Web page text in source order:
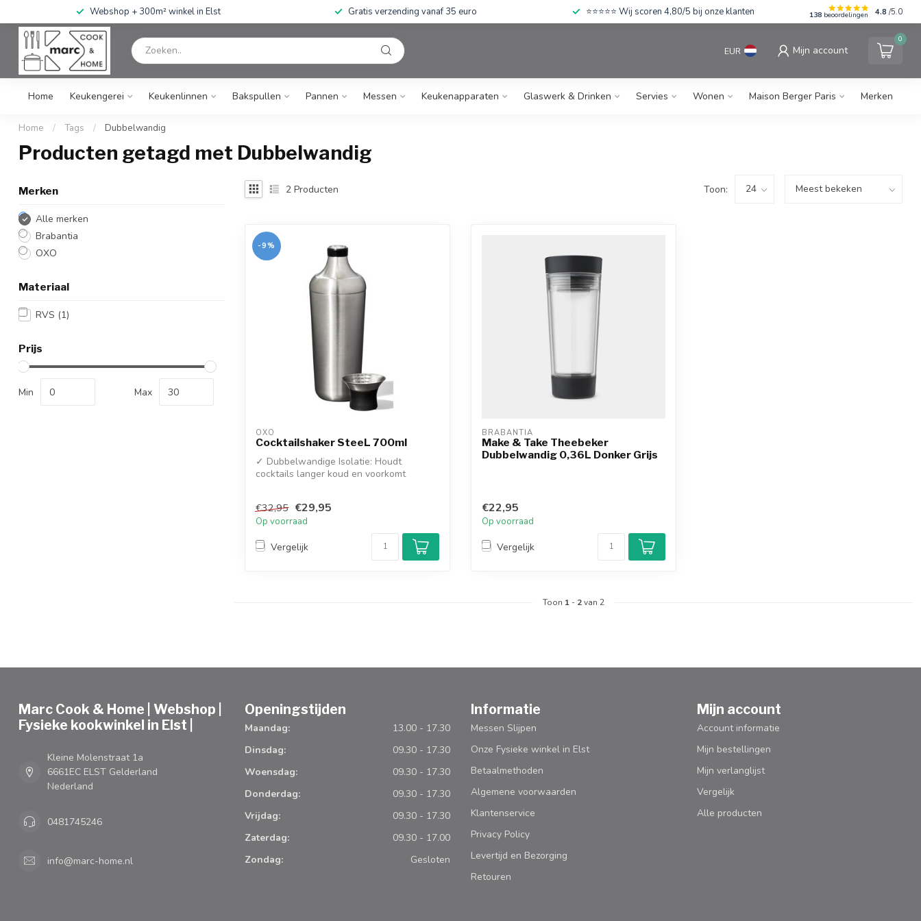
Webshop + 300m² winkel in Elst Gratis verzending vanaf 35 euro ⭐⭐⭐⭐⭐ Wij scoren 4,80/5 bij onze klanten 138 beoordelingen 4.8 /5.0
EUR Mijn account
0
Home Keukengerei Keukenlinnen Bakspullen Pannen Messen Keukenapparaten Glaswerk & Drinken Servies Wonen Maison Berger Paris Merken
Home / Tags / Dubbelwandig
Producten getagd met Dubbelwandig
Merken
Alle merken
Brabantia
OXO
Materiaal
RVS (1)
Prijs
Min Max
2 Producten Toon:
-9%
OXO
Cocktailshaker SteeL 700ml
✓ Dubbelwandige Isolatie: Houdt
cocktails langer koud en voorkomt
€32,95 €29,95
Op voorraad
Vergelijk
BRABANTIA
Make & Take Theebeker
Dubbelwandig 0,36L Donker Grijs
€22,95
Op voorraad
Vergelijk
Toon 1 - 2van 2
Marc Cook & Home | Webshop |
Fysieke kookwinkel in Elst |
Kleine Molenstraat 1a
6661EC ELST Gelderland
Nederland
0481745246
info@marc-home.nl
Openingstijden
Maandag:
13.00 - 17.30
Dinsdag:
09.30 - 17.30
Woensdag:
09.30 - 17.30
Donderdag:
09.30 - 17.30
Vrijdag:
09.30 - 17.30
Zaterdag:
09.30 - 17.00
Zondag:
Gesloten
Informatie
Messen Slijpen
Onze Fysieke winkel in Elst
Betaalmethoden
Algemene voorwaarden
Klantenservice
Privacy Policy
Levertijd en Bezorging
Retouren
Mijn account
Account informatie
Mijn bestellingen
Mijn verlanglijst
Vergelijk
Alle producten